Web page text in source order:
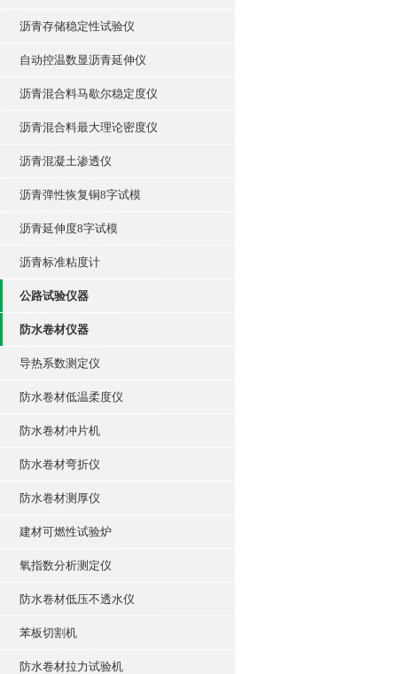
沥青存储稳定性试验仪
自动控温数显沥青延伸仪
沥青混合料马歇尔稳定度仪
沥青混合料最大理论密度仪
沥青混凝土渗透仪
沥青弹性恢复铜8字试模
沥青延伸度8字试模
沥青标准粘度计
公路试验仪器
防水卷材仪器
导热系数测定仪
防水卷材低温柔度仪
防水卷材冲片机
防水卷材弯折仪
防水卷材测厚仪
建材可燃性试验炉
氧指数分析测定仪
防水卷材低压不透水仪
苯板切割机
防水卷材拉力试验机